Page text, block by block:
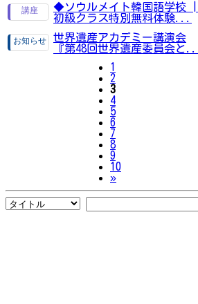
◆ソウルメイト韓国語学校 |
初級クラス特別無料体験...
世界遺産アカデミー講演会
『第48回世界遺産委員会と...
1
2
3
4
5
6
7
8
9
10
»Next